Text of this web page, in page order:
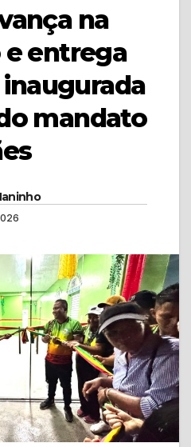
na
entrega
inaugurada
mandato